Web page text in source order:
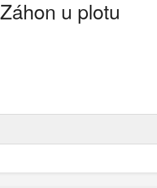
Záhon u plotu